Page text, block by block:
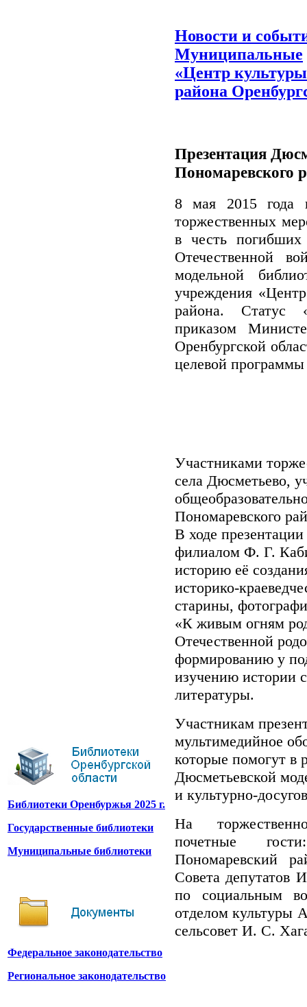
Библиотеки Оренбуржья 2025 г.
Государственные библиотеки
Муниципальные библиотеки
Федеральное законодательство
Региональное законодательство
Новости и
Муниципальные
«Центр
района
Презентация
Пономаревского
8 мая 2015 года
торжественных
в честь погибших
Отечественной
модельной
учреждения
района. Статус
приказом
Оренбургской
целевой
Участниками
села Дюсметьево,
Пономаревского
В ходе
филиалом Ф. Г.
историю её
историко-
старины,
«К живым огням
Отечественной
формированию у
изучению истории
литературы.
Участникам
мультимедийное
которые помогут в
Дюсметьевской
и культурно-
На
почетные
Пономаревский
Совета депутатов
по социальным
отделом культуры
сельсовет И. С.